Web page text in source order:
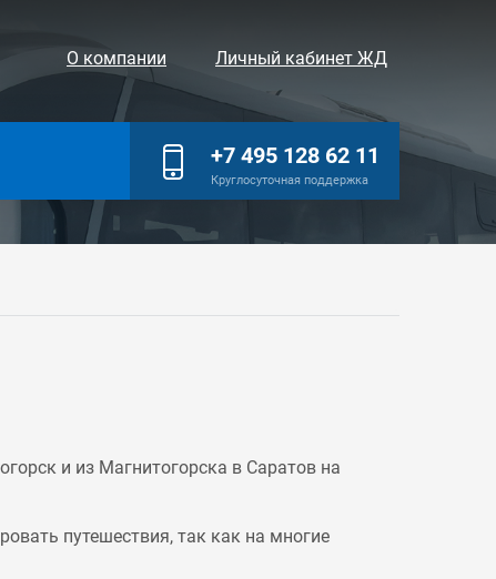
О компании Личный кабинет ЖД
+7 495 128 62 11
Круглосуточная поддержка
и из Магнитогорска в Саратов на
путешествия, так как на многие